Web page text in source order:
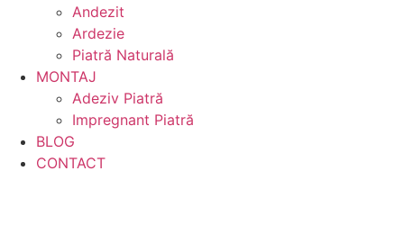
Andezit
Ardezie
Piatră Naturală
MONTAJ
Adeziv Piatră
Impregnant Piatră
BLOG
CONTACT